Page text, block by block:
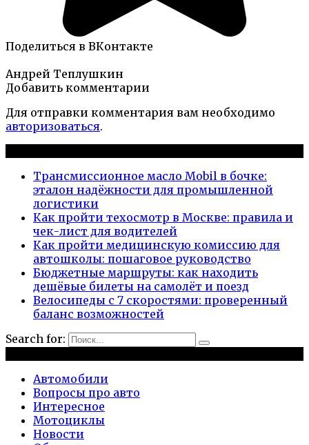
Поделиться в ВКонтакте
Андрей Теплушкин
Добавить комментарии
Для отправки комментария вам необходимо
авторизоваться.
Трансмиссионное масло Mobil в бочке:
эталон надёжности для промышленной
логистики
Как пройти техосмотр в Москве: правила и
чек-лист для водителей
Как пройти медицинскую комиссию для
автошколы: пошаговое руководство
Бюджетные маршруты: как находить
дешёвые билеты на самолёт и поезд
Велосипеды с 7 скоростями: проверенный
баланс возможностей
Search for:
Автомобили
Вопросы про авто
Интересное
Мотоциклы
Новости